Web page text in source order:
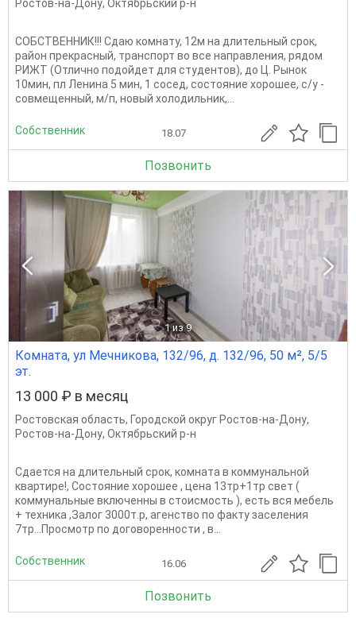
Ростов-на-Дону, Октябрьский р-н
СОБСТВЕННИК!!! Сдаю комнату, 12м на длительный срок,
район прекрасный, транспорт во все направления, рядом
РИЖТ (Отлично подойдет для студентов), до Ц. Рынок
10мин, пл Ленина 5 мин, 1 сосед, состояние хорошее, с/у -
совмещенный, м/п, новый холодильник,...
Собственник 18.07
Позвонить
1 из 9
Комната, ул Мечникова, 132/96, д. 132/96, 50 м², 5/5
эт.
13 000 ₽ в месяц
Ростовская область, Городской округ Ростов-на-Дону,
Ростов-на-Дону, Октябрьский р-н
Сдается на длительный срок, комната в коммунальной
квартире!, Состояние хорошее , цена 13тр+1тр свет (
коммунальные включенны в стоисмость ), есть вся мебель
+ техника ,Залог 3000т.р, агенство по факту заселения
7тр...Просмотр по договоренности , в...
Собственник 16.06
Позвонить